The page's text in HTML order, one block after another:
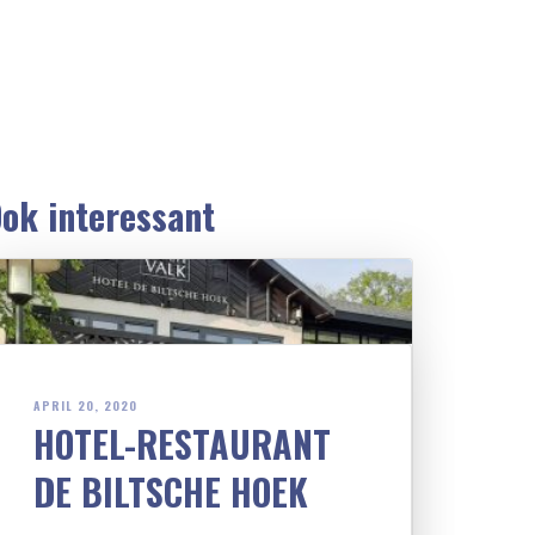
interessant
APRIL 20, 2020
HOTEL-RESTAURANT
DE BILTSCHE HOEK